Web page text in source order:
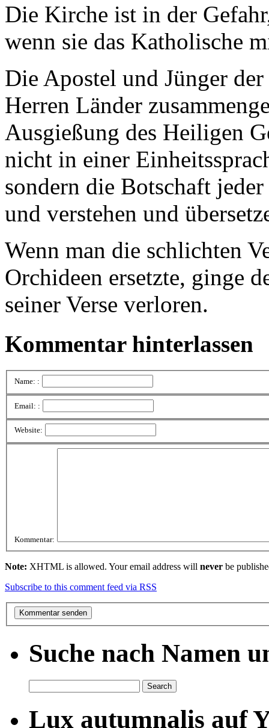
Die Kirche ist in der
wenn sie das Katholische
Die Apostel und Jünger
Herren Länder
Ausgießung des Heiligen
nicht in einer
sondern die Botschaft
und verstehen und
Wenn man die schlichten
Orchideen ersetzte, ginge
seiner Verse verloren.
Kommentar hinterlassen
Name: :
Email: :
Website:
Kommentar:
Note: XHTML is allowed. Your email address will never be
Subscribe to this comment feed via RSS
Suche nach Namen
Lux autumnalis auf